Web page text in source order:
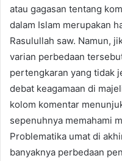
d
a
n
e
atau gagasan tentang
dalam Islam merupakan
Rasulullah saw. Namun,
varian perbedaan
pertengkaran yang tidak
debat keagamaan di
kolom komentar
sepenuhnya memahami
Problematika umat di
banyaknya perbedaan